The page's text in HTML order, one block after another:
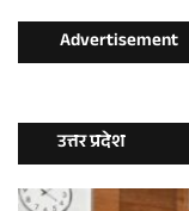
Advertisement
उत्तर प्रदेश